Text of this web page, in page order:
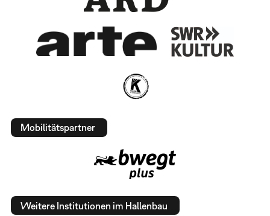
Mobilitätspartner
Weitere Institutionen im Hallenbau